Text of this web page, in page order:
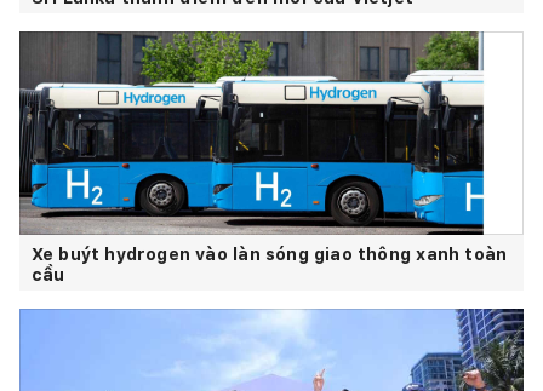
Xe buýt hydrogen vào làn sóng giao thông xanh toàn
cầu